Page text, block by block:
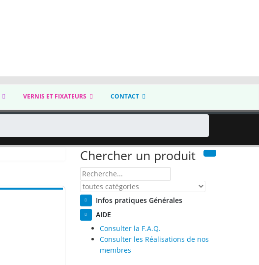
VERNIS ET FIXATEURS CONTACT
Chercher un produit
Infos pratiques Générales
AIDE
Consulter la F.A.Q.
Consulter les Réalisations de nos
membres